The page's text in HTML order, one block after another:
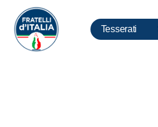
Tesserati